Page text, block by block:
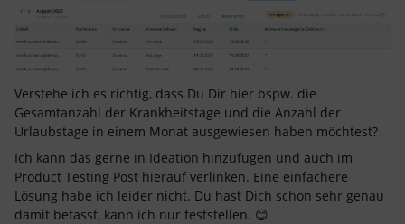
Verstehe ich es richtig, dass Du Dir hier bspw. die
Gesamtanzahl der Krankheitstage und die Anzahl der
Urlaubstage in einem Monat ausgewiesen haben möchtest?
Ich kann das gerne in Ideation hinzufügen und auch im
Product Testing Post hierauf verlinken. Eine einfachere
Lösung habe ich leider nicht. Du hast Dich schon sehr genau
damit befasst, kann ich nur feststellen. 😊